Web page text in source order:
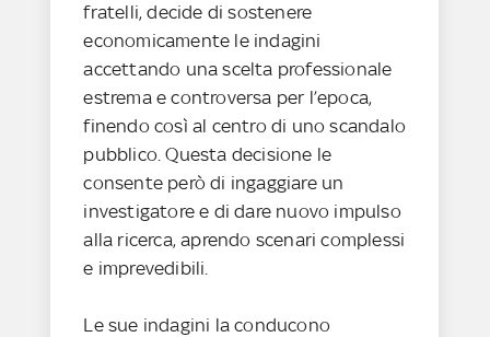
fratelli, decide di sostenere
economicamente le indagini
accettando una scelta professionale
estrema e controversa per l’epoca,
finendo così al centro di uno scandalo
pubblico. Questa decisione le
consente però di ingaggiare un
investigatore e di dare nuovo impulso
alla ricerca, aprendo scenari complessi
e imprevedibili.
Le sue indagini la conducono